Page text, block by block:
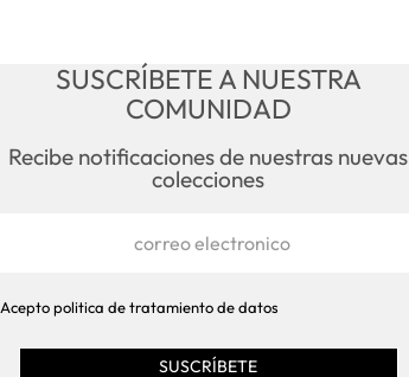
SUSCRÍBETE A NUESTRA
COMUNIDAD
Recibe notificaciones de nuestras nuevas
colecciones
Acepto politica de tratamiento de datos